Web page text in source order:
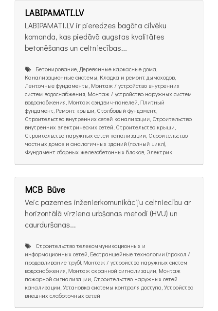
LABIPAMATI.LV
LABIPAMATI.LV ir pieredzes bagāta cilvēku
komanda, kas piedāvā augstas kvalitātes
betonēšanas un celtniecības...
Бетонирование, Деревянные каркасные дома,
Канализационные системы, Кладка и ремонт дымоходов,
Ленточные фундаменты, Монтаж / устройство внутренних
систем водоснабжения, Монтаж / устройство наружных систем
водоснабжения, Монтаж сэндвич-панелей, Плитный
фундамент, Ремонт крыши, Столбовый фундамент,
Строительство внутренних сетей канализации, Строительство
внутренних электрических сетей, Строительство крыши,
Строительство наружных сетей канализации, Строительство
частных домов и аналогичных зданий (полный цикл),
Фундамент сборных железобетонных блоков, Электрик
MCB Būve
Veic pazemes inženierkomunikāciju celtniecību ar
horizontālā virziena urbšanas metodi (HVU) un
caurduršanas...
Cтроительство телекоммуникационных и
информационных сетей, Бестраншейные технологии (прокол /
продавливание труб), Монтаж / устройство наружных систем
водоснабжения, Монтаж охранной сигнализации, Монтаж
пожарной сигнализации, Строительство наружных сетей
канализации, Установка системы контроля доступа, Устройство
внешних слаботочных сетей